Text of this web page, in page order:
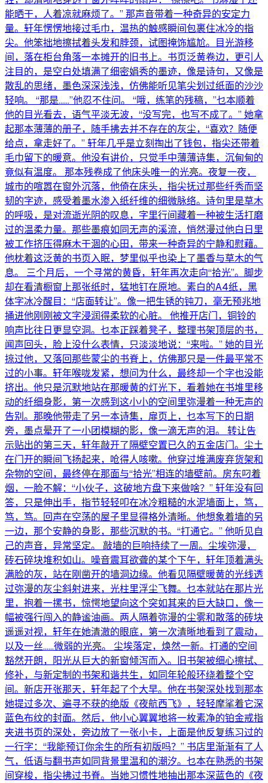
能晒干，人着凉就麻烦了。” 那声音带着一种奇异的安定力
量。轩年愣愣地接过毛巾，温热的触感瞬间包裹住冰冷的指
尖。他笨拙地擦拭着头发和脖颈，试图掩饰尴尬。目光游移
间，落在柜台角落一本摊开的旧书上。书页泛黄卷边，更引人
注目的，是空白处填满了细密娟秀的墨迹，像是诗句，又像是
散乱的思绪，墨色深深浅浅，仿佛能听见笔尖划过纸面的沙沙
轻响。 “那是……”他忍不住问。 “哦，练笔的残稿，”乜本顺着
他的目光看去，语气平淡无波，“没写完，也写不成了。” 她拿
起那本薄薄的册子，随手拂去并不存在的灰尘，“喜欢？随便
给点，拿走好了。” 轩年几乎是立刻掏出了钱包，指尖还带着
毛巾留下的暖意。他没有讲价，只觉手中薄薄诗集，沉甸甸的
竟似有温度。 那本残卷成了他床头唯一的光亮。夜复一夜，
城市的喧嚣在窗外沉落，他倚在床头，指尖抚过那些纤秀而坚
韧的字迹，感受着墨水渗入纸纤维的细微脉络。诗句里是草木
的呼吸，是对流逝光阴的叹息，字里行间藏着一种被生活打磨
过的温柔力量。那些墨痕如同无声的溪流，悄然漫过他白日里
被工作挤压得麻木干涸的心田，带来一种奇异的宁静和慰藉。
他枕着这泛黄的书页入眠，梦里似乎也染上了墨香与草木的气
息。 三个月后，一个寻常的黄昏，轩年再次走向“拾光”。脚步
却在看清橱窗上那张纸时，猛地钉在原地。素白的A4纸，黑
体字冰冷醒目：“店面转让”。像一把生锈的钝刀，毫无预兆地
捅进他刚刚被文字浸润得柔软的心脏。 他推开店门，铜铃的
响声比往日更显空洞。乜本正踩着凳子，整理书架顶层的书，
闻声回头，脸上没什么表情，只淡淡地说：“来啦。” 她的目光
掠过他，又落回那些蒙尘的书脊上，仿佛那只是一件最平常不
过的小事。轩年喉咙发紧，想问为什么，最终却一个字也没能
挤出。他只是沉默地站在那暖黄的灯光下，看着她在书堆里移
动的纤细身影，第一次感到这小小的空间里弥漫着一种无声的
告别。那晚他带走了另一本诗集，扉页上，乜本写下的日期
旁，墨点晕开了一小团模糊的影，像一滴无声的泪。 转让告
示贴出的第三天，轩年敲开了隔壁空置已久的五金店门。尘土
在门开的瞬间飞扬起来，呛得人咳嗽。他穿过堆满废弃货架和
杂物的空间，最终停在那面与“拾光”相连的墙壁前。房东叼着
烟，一脸不解：“小伙子，这破地方盘下来做啥？” 轩年没有回
答，只是伸出手，指节轻轻叩在冰冷粗糙的水泥墙面上，笃，
笃，笃。回声在空荡的屋子里显得格外清晰。他想象着墙的另
一边，那个安静的身影，那些沉默的书。“打通它。” 他听见自
己的声音，异常坚定。 敲墙的巨响持续了一周。尘埃弥漫，
砖石碎块堆积如山。噪音震耳欲聋的某个下午，轩年顶着满头
满脸的灰，站在刚凿开的墙洞边缘。他看见隔壁暖黄的光线透
过弥漫的灰尘斜射进来，光柱里浮尘飞舞。乜本就站在那片光
里，抱着一摞书，惊愕地望向这个突如其来的巨大缺口，像一
幅被强行闯入的静谧油画。两人隔着弥漫的尘雾和散落的砖块
遥遥对视，轩年在她清澈的眼底，第一次清晰地看到了震动，
以及一丝……微弱的光亮。 尘埃落定，焕然一新。打通的空间
豁然开朗，阳光从巨大的新窗倾泻而入。旧书架被细心擦拭、
修补，与新定制的书架和谐共生，如同年轮般环绕着整个空
间。新店开张那天，轩年起了个大早。他在书架深处找到那本
她提过多次、遍寻不获的绝版《夜航西飞》，轻轻摩挲着它深
蓝色布纹的封面。然后，他小心翼翼地将一枚素净的铂金戒指
夹进书页的深处，旁边放了一张小卡，上面是他反复练习过的
一行字：“我能预订你余生的所有初版吗？” 书店里渐渐有了人
气，低语与翻书声如同背景里温和的潮汐。乜本在熟悉的书架
间穿梭，指尖拂过书脊。当她习惯性地抽出那本深蓝色的《夜